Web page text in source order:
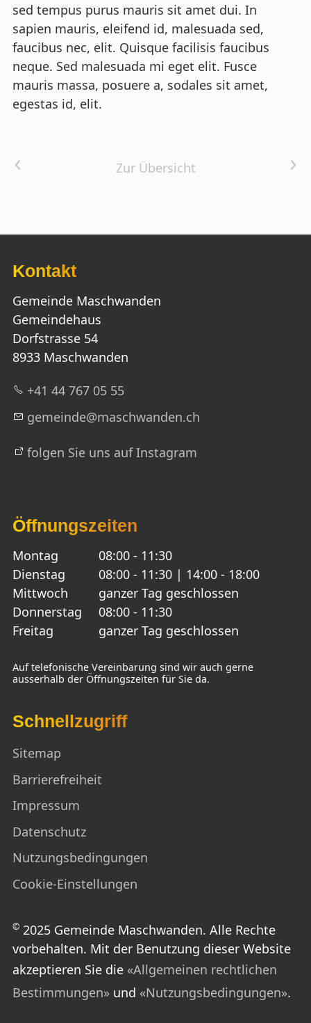
sed tempus purus mauris sit amet dui. In
sapien mauris, eleifend id, malesuada sed,
faucibus nec, elit. Quisque facilisis faucibus
neque. Sed malesuada mi eget elit. Fusce
mauris massa, posuere a, sodales sit amet,
egestas id, elit.
Vorheriger ArtikelZur Übersicht Nächster Artikel
Kontakt
Gemeinde Maschwanden
Gemeindehaus
Dorfstrasse 54
8933 Maschwanden
+41 44 767 05 55
g m nd m schw nd n ch
folgen Sie uns auf Instagram
Öffnungszeiten
Montag
08:00 - 11:30
Dienstag
08:00 - 11:30 | 14:00 - 18:00
Mittwoch
ganzer Tag geschlossen
Donnerstag
08:00 - 11:30
Freitag
ganzer Tag geschlossen
Auf telefonische Vereinbarung sind wir auch gerne
ausserhalb der Öffnungszeiten für Sie da.
Schnellzugriff
Sitemap
Barrierefreiheit
Impressum
Datenschutz
Nutzungsbedingungen
Cookie-Einstellungen
© 2025 Gemeinde Maschwanden. Alle Rechte
vorbehalten. Mit der Benutzung dieser Website
akzeptieren Sie die «Allgemeinen rechtlichen
Bestimmungen» und «Nutzungsbedingungen».